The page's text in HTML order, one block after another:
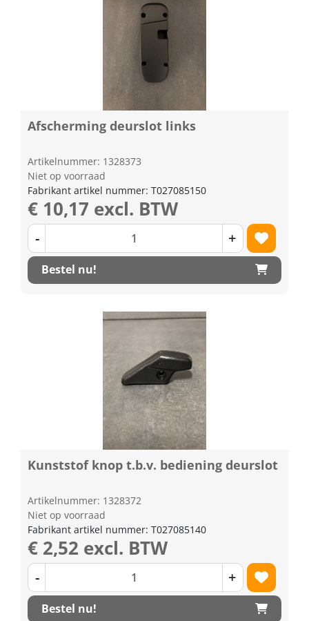
Afscherming deurslot links
Artikelnummer: 1328373
Niet op voorraad
Fabrikant artikel nummer: T027085150
€ 10,17 excl. BTW
- +
Bestel nu!
Kunststof knop t.b.v. bediening deurslot
Artikelnummer: 1328372
Niet op voorraad
Fabrikant artikel nummer: T027085140
€ 2,52 excl. BTW
- +
Bestel nu!